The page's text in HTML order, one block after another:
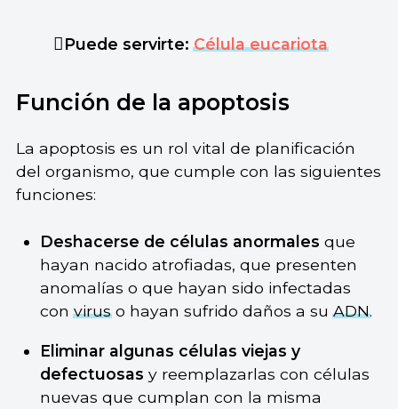
Puede servirte:Célula eucariota
Función de la apoptosis
La apoptosis es un rol vital de planificación
del organismo, que cumple con las siguientes
funciones:
Deshacerse de células anormales que
hayan nacido atrofiadas, que presenten
anomalías o que hayan sido infectadas
conviruso hayan sufrido daños a suADN.
Eliminar algunas células viejas y
defectuosas y reemplazarlas con células
nuevas que cumplan con la misma